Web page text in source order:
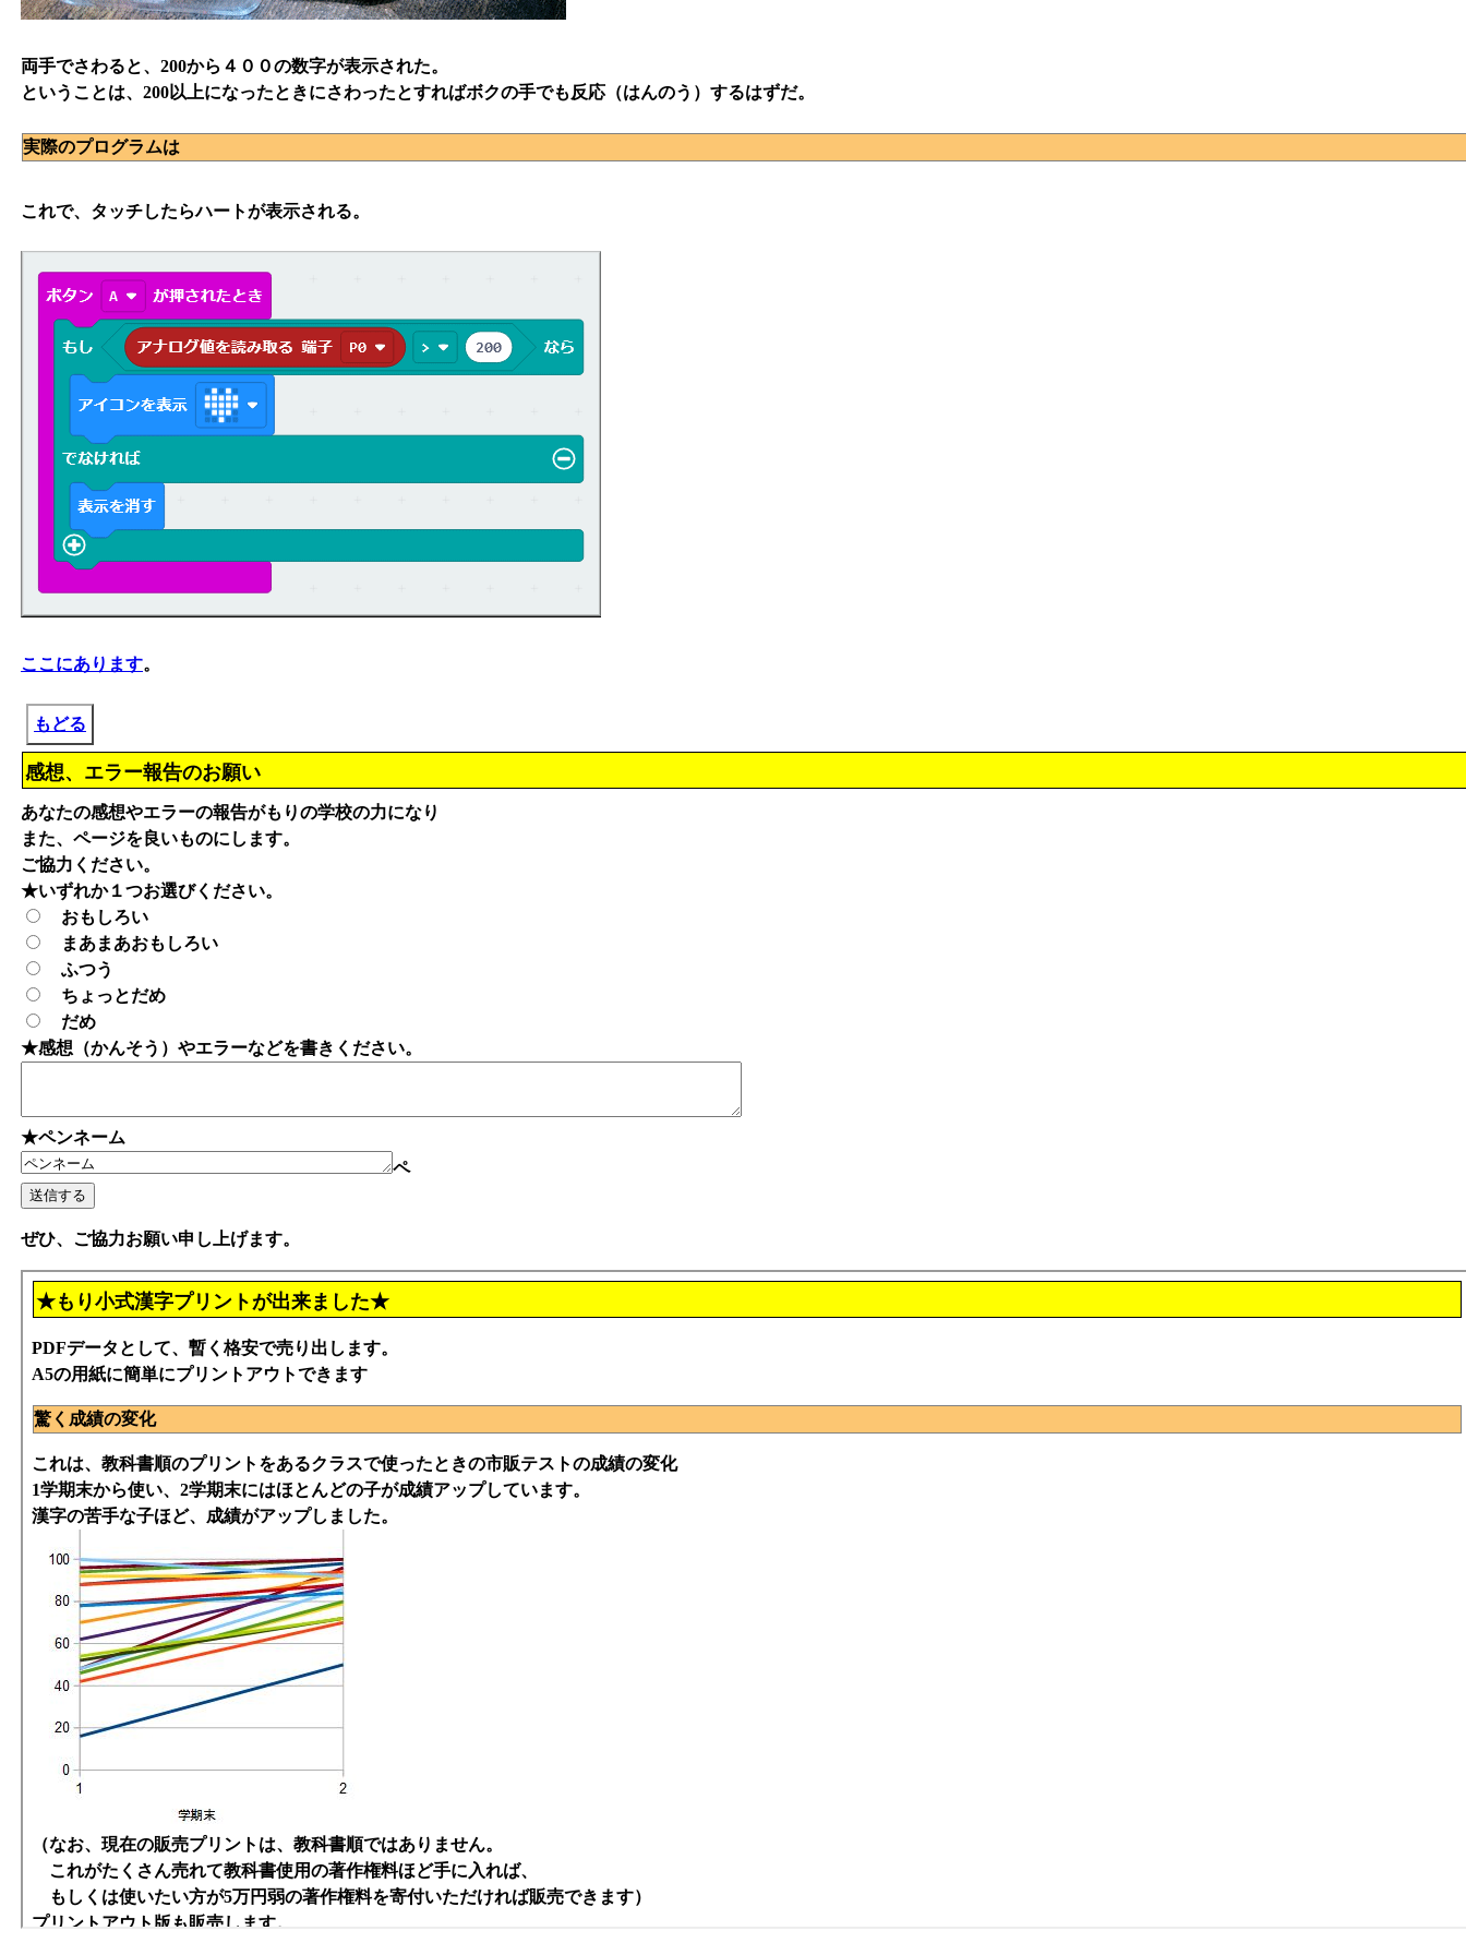
両手でさわると、200から４００の数字が表示された。
ということは、200以上になったときにさわったとすればボクの手でも反応（はんのう）するはずだ。
実際のプログラムは
これで、タッチしたらハートが表示される。
ここにあります。
もどる
感想、エラー報告のお願い
あなたの感想やエラーの報告がもりの学校の力になり
また、ページを良いものにします。
ご協力ください。
★いずれか１つお選びください。
おもしろい
まあまあおもしろい
ふつう
ちょっとだめ
だめ
★感想（かんそう）やエラーなどを書きください。
★ペンネーム
ペ
ぜひ、ご協力お願い申し上げます。